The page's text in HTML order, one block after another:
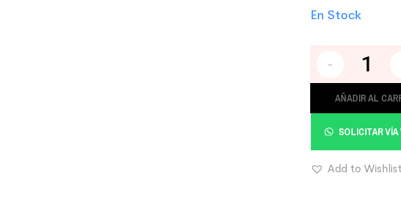
En Stock
-
AÑADIR AL
SOLICITAR
Add to Wishlist